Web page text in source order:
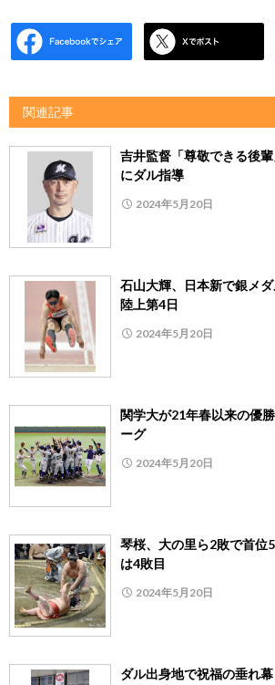
関連記事
吉井監督「尊敬できる後
にダル指導
2024年5月20日
石山大輝、日本新で銀メ
陸上第4日
2024年5月20日
関学大が21年春以来の優
ーグ
2024年5月20日
琴桜、大の里ら2敗で首位
は4敗目
2024年5月20日
ダル出身地で祝福の垂れ